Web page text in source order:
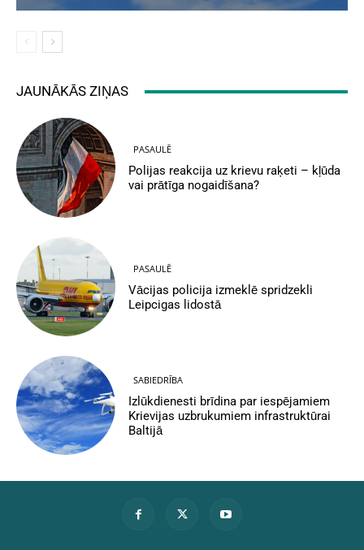
JAUNĀKĀS ZIŅAS
PASAULĒ
Polijas reakcija uz krievu raķeti – kļūda
vai prātīga nogaidīšana?
PASAULĒ
Vācijas policija izmeklē spridzekli
Leipcigas lidostā
SABIEDRĪBA
Izlūkdienesti brīdina par iespējamiem
Krievijas uzbrukumiem infrastruktūrai
Baltijā